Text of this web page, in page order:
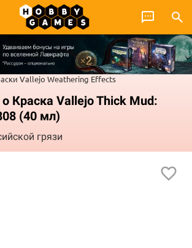
Vallejo Weathering Effects
Краска Vallejo Thick Mud:
(40 мл)
грязи